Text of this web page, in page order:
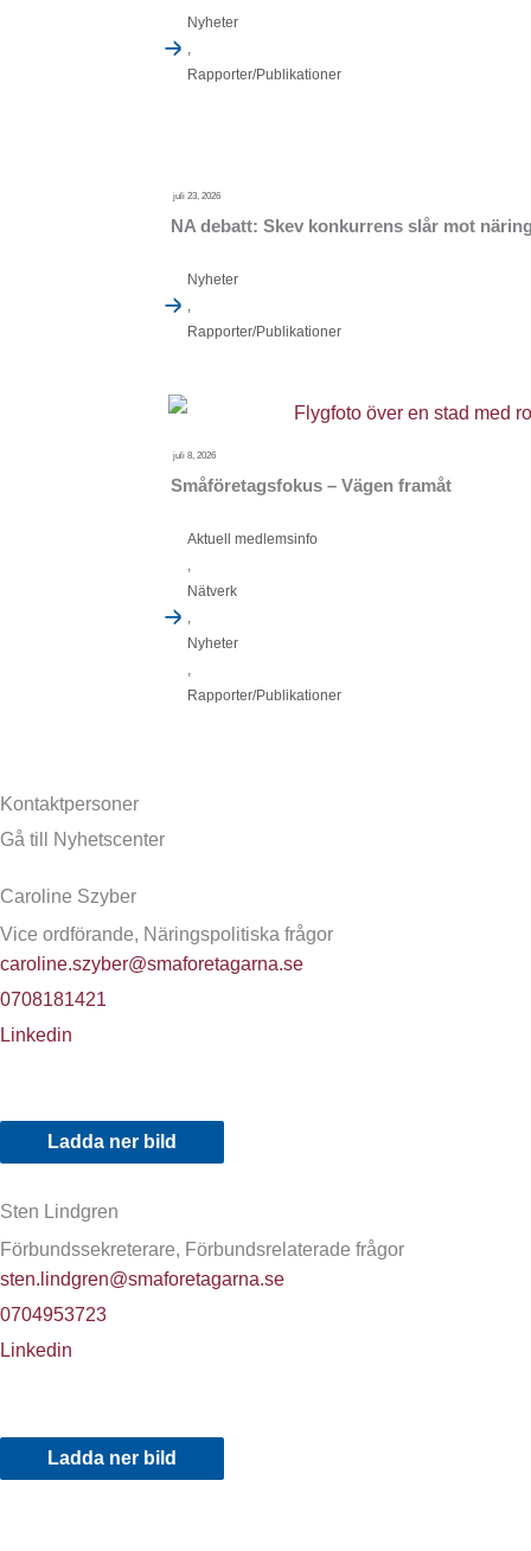
Nyheter
,
Rapporter/Publikationer
juli 23, 2026
NA debatt: Skev konkurrens slår mot
Nyheter
,
Rapporter/Publikationer
juli 8, 2026
Småföretagsfokus – Vägen framåt
Aktuell medlemsinfo
Nätverk
Nyheter
Rapporter/Publikationer
Kontaktpersoner
Gå till Nyhetscenter
Caroline Szyber
Vice ordförande, Näringspolitiska frågor
caroline.szyber@smaforetagarna.se
0708181421
Linkedin
Ladda ner bild
Sten Lindgren
Förbundssekreterare, Förbundsrelaterade frågor
sten.lindgren@smaforetagarna.se
0704953723
Linkedin
Ladda ner bild